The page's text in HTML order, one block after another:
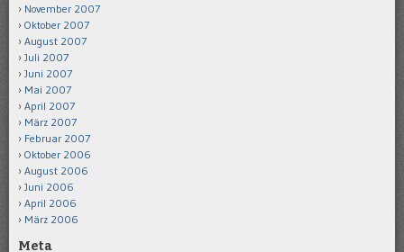
November 2007
Oktober 2007
August 2007
Juli 2007
Juni 2007
Mai 2007
April 2007
März 2007
Februar 2007
Oktober 2006
August 2006
Juni 2006
April 2006
März 2006
Meta